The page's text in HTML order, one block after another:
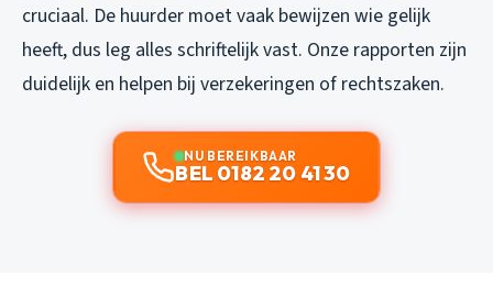
cruciaal. De huurder moet vaak bewijzen wie gelijk
heeft, dus leg alles schriftelijk vast. Onze rapporten zijn
duidelijk en helpen bij verzekeringen of rechtszaken.
NU BEREIKBAAR
BEL 0182 20 41 30